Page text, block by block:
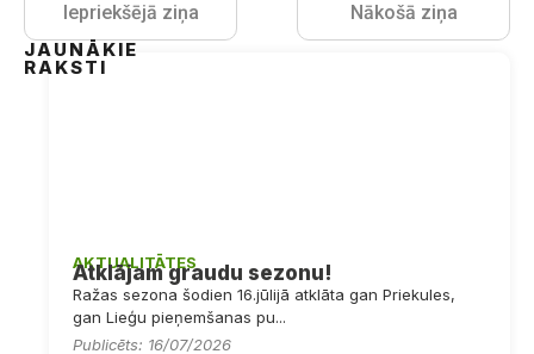
Nākošā ziņa
Iepriekšējā ziņa
JAUNĀKIE
RAKSTI
AKTUALITĀTES
Atklājam graudu sezonu!
Ražas sezona šodien 16.jūlijā atklāta gan Priekules,
gan Lieģu pieņemšanas pu...
Publicēts: 16/07/2026